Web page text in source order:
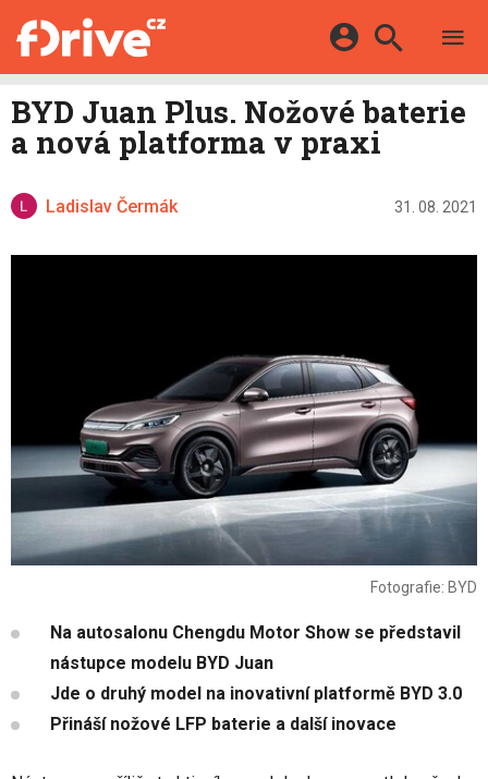
KATALOG
MAPA STANIC
VIDEA
HYBRIDY
E-MOTORSPORT
SERIÁLY
Facebook Google
Twitter Microsoft
BYD Juan Plus. Nožové baterie
a nová platforma v praxi
Ladislav Čermák 31. 08. 2021
Fotografie: BYD
Na autosalonu Chengdu Motor Show se představil
nástupce modelu BYD Juan
Jde o druhý model na inovativní platformě BYD 3.0
Přináší nožové LFP baterie a další inovace